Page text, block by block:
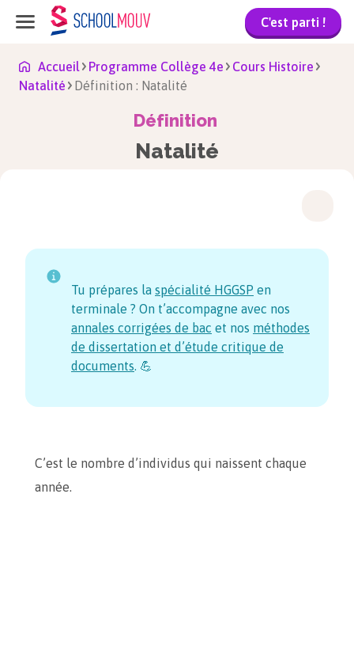
C'est parti !
Accueil Programme Collège 4e
Cours Histoire
Natalité
Définition : Natalité
Définition
Natalité
Tu prépares la spécialité HGGSP en
terminale ? On t’accompagne avec nos
annales corrigées de bac et nos méthodes
de dissertation et d’étude critique de
documents. 💪
C’est le nombre d’individus qui naissent chaque
année.